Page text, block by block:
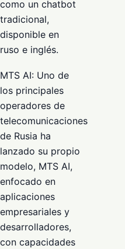
como un chatbot
tradicional,
disponible en
ruso e inglés.
MTS AI: Uno de
los principales
operadores de
telecomunicaciones
de Rusia ha
lanzado su propio
modelo, MTS AI,
enfocado en
aplicaciones
empresariales y
desarrolladores,
con capacidades